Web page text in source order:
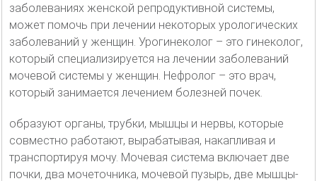
заболеваниях женской репродуктивной системы,
может помочь при лечении некоторых урологических
заболеваний у женщин. Урогинеколог – это гинеколог,
который специализируется на лечении заболеваний
мочевой системы у женщин. Нефролог – это врач,
который занимается лечением болезней почек.
образуют органы, трубки, мышцы и нервы, которые
совместно работают, вырабатывая, накапливая и
транспортируя мочу. Мочевая система включает две
почки, два мочеточника, мочевой пузырь, две мышцы-